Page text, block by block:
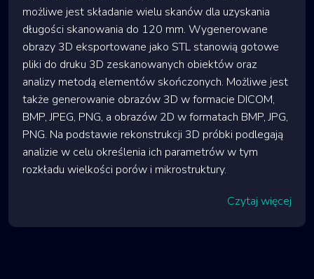
możliwe jest składanie wielu skanów dla uzyskania
długości skanowania do 120 mm. Wygenerowane
obrazy 3D eksportowane jako STL stanowią gotowe
pliki do druku 3D zeskanowanych obiektów oraz
analizy metodą elementów skończonych. Możliwe jest
także generowanie obrazów 3D w formacie DICOM,
BMP, JPEG, PNG, a obrazów 2D w formatach BMP, JPG,
PNG. Na podstawie rekonstrukcji 3D próbki podlegają
analizie w celu określenia ich parametrów w tym
rozkładu wielkości porów i mikrostruktury.
Czytaj więcej